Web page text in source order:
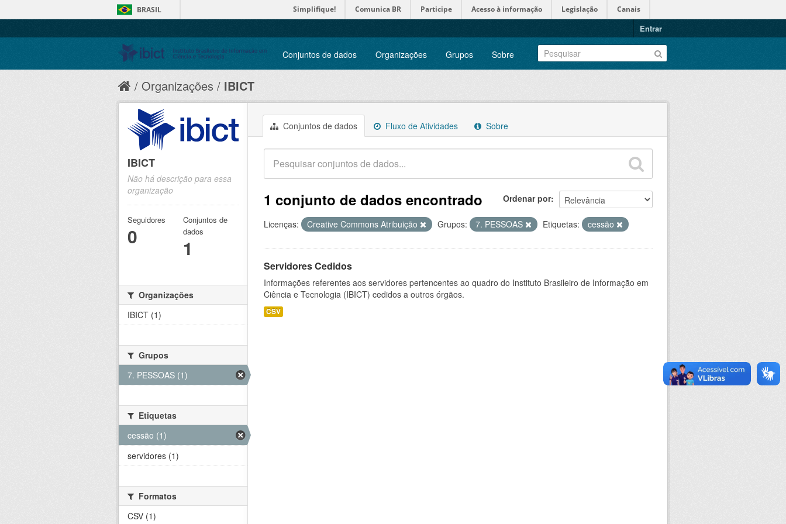
BRASIL Simplifique! Comunica BR Participe Acesso à informação Legislação Canais
Entrar
Conjuntos de dados Organizações Grupos Sobre
Organizações IBICT
Conjuntos de dados Fluxo de Atividades Sobre
Ordenar por
1 conjunto de dados encontrado
Licenças: Creative Commons Atribuição Grupos: 7. PESSOAS Etiquetas: cessão
Servidores Cedidos
Informações referentes aos servidores pertencentes ao quadro do Instituto Brasileiro de Informação em
Ciência e Tecnologia (IBICT) cedidos a outros órgãos.
CSV
IBICT
Não há descrição para essa
organização
Seguidores
0
Conjuntos de
dados
1
Organizações
IBICT (1)
Grupos
7. PESSOAS (1)
Etiquetas
cessão (1)
servidores (1)
Formatos
CSV (1)